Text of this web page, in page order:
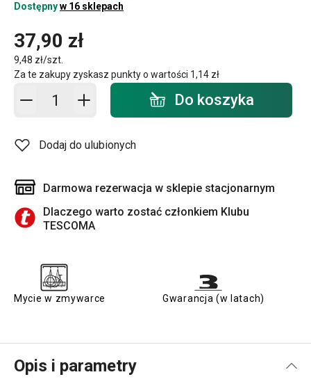
Dostępnyw 16 sklepach
37,90 zł
9,48 zł/szt.
Za te zakupy zyskasz punkty o wartości 1,14 zł
Dodaj do koszyka - ilość Do koszyka
Dodaj do ulubionych
Darmowa rezerwacja w sklepie stacjonarnym
Dlaczego warto zostać członkiem Klubu
TESCOMA
Mycie w zmywarce Gwarancja (w latach)
Opis i parametry